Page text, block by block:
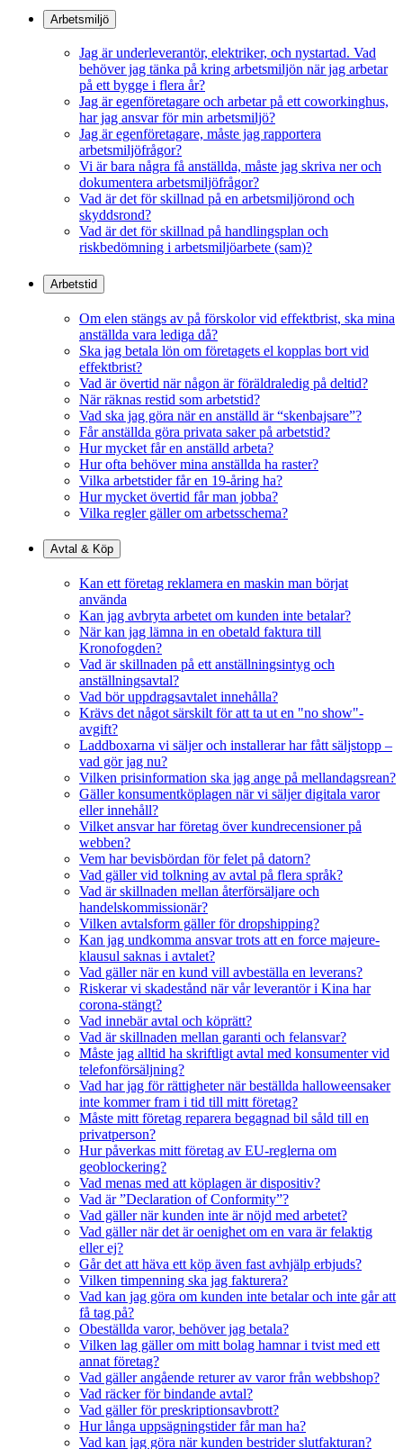
Arbetsmiljö
Jag är underleverantör, elektriker, och nystartad. Vad
behöver jag tänka på kring arbetsmiljön när jag arbetar
på ett bygge i flera år?
Jag är egenföretagare och arbetar på ett coworkinghus,
har jag ansvar för min arbetsmiljö?
Jag är egenföretagare, måste jag rapportera
arbetsmiljöfrågor?
Vi är bara några få anställda, måste jag skriva ner och
dokumentera arbetsmiljöfrågor?
Vad är det för skillnad på en arbetsmiljörond och
skyddsrond?
Vad är det för skillnad på handlingsplan och
riskbedömning i arbetsmiljöarbete (sam)?
Arbetstid
Om elen stängs av på förskolor vid effektbrist, ska mina
anställda vara lediga då?
Ska jag betala lön om företagets el kopplas bort vid
effektbrist?
Vad är övertid när någon är föräldraledig på deltid?
När räknas restid som arbetstid?
Vad ska jag göra när en anställd är “skenbajsare”?
Får anställda göra privata saker på arbetstid?
Hur mycket får en anställd arbeta?
Hur ofta behöver mina anställda ha raster?
Vilka arbetstider får en 19-åring ha?
Hur mycket övertid får man jobba?
Vilka regler gäller om arbetsschema?
Avtal & Köp
Kan ett företag reklamera en maskin man börjat
använda
Kan jag avbryta arbetet om kunden inte betalar?
När kan jag lämna in en obetald faktura till
Kronofogden?
Vad är skillnaden på ett anställningsintyg och
anställningsavtal?
Vad bör uppdragsavtalet innehålla?
Krävs det något särskilt för att ta ut en "no show"-
avgift?
Laddboxarna vi säljer och installerar har fått säljstopp –
vad gör jag nu?
Vilken prisinformation ska jag ange på mellandagsrean?
Gäller konsumentköplagen när vi säljer digitala varor
eller innehåll?
Vilket ansvar har företag över kundrecensioner på
webben?
Vem har bevisbördan för felet på datorn?
Vad gäller vid tolkning av avtal på flera språk?
Vad är skillnaden mellan återförsäljare och
handelskommissionär?
Vilken avtalsform gäller för dropshipping?
Kan jag undkomma ansvar trots att en force majeure-
klausul saknas i avtalet?
Vad gäller när en kund vill avbeställa en leverans?
Riskerar vi skadestånd när vår leverantör i Kina har
corona-stängt?
Vad innebär avtal och köprätt?
Vad är skillnaden mellan garanti och felansvar?
Måste jag alltid ha skriftligt avtal med konsumenter vid
telefonförsäljning?
Vad har jag för rättigheter när beställda halloweensaker
inte kommer fram i tid till mitt företag?
Måste mitt företag reparera begagnad bil såld till en
privatperson?
Hur påverkas mitt företag av EU-reglerna om
geoblockering?
Vad menas med att köplagen är dispositiv?
Vad är ”Declaration of Conformity”?
Vad gäller när kunden inte är nöjd med arbetet?
Vad gäller när det är oenighet om en vara är felaktig
eller ej?
Går det att häva ett köp även fast avhjälp erbjuds?
Vilken timpenning ska jag fakturera?
Vad kan jag göra om kunden inte betalar och inte går att
få tag på?
Obeställda varor, behöver jag betala?
Vilken lag gäller om mitt bolag hamnar i tvist med ett
annat företag?
Vad gäller angående returer av varor från webbshop?
Vad räcker för bindande avtal?
Vad gäller för preskriptionsavbrott?
Hur långa uppsägningstider får man ha?
Vad kan jag göra när kunden bestrider slutfakturan?